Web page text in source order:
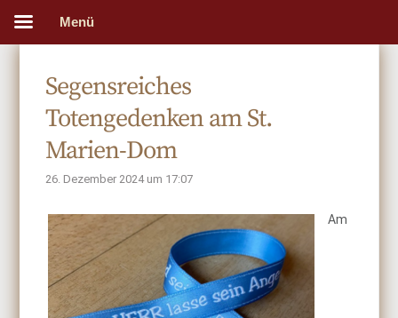
Segensreiches
Totengedenken am St.
Marien-Dom
26. Dezember 2024 um 17:07
Am
Menü